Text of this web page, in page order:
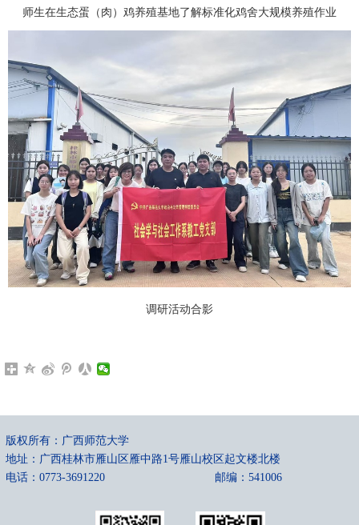
师生在生态蛋（肉）鸡养殖基地了解标准化鸡舍大规模养殖作业
调研活动合影
版权所有：广西师范大学
地址：广西桂林市雁山区雁中路1号雁山校区起文楼北楼
电话：0773-3691220
邮编：541006